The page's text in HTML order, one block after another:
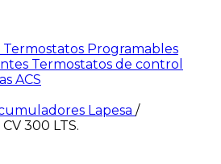
Termostatos Programables
Termostatos de control
ACS
Lapesa /
300 LTS.